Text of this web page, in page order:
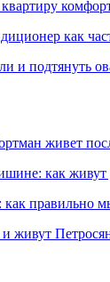
как
и подтянуть
живет
как
как правильно
живут